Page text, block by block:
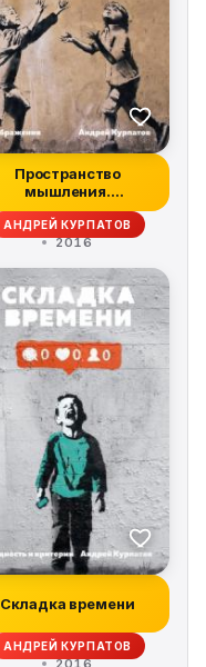
Пространство
мышления.
Соображения
АНДРЕЙ КУРПАТОВ
2016
Складка времени
АНДРЕЙ КУРПАТОВ
2016